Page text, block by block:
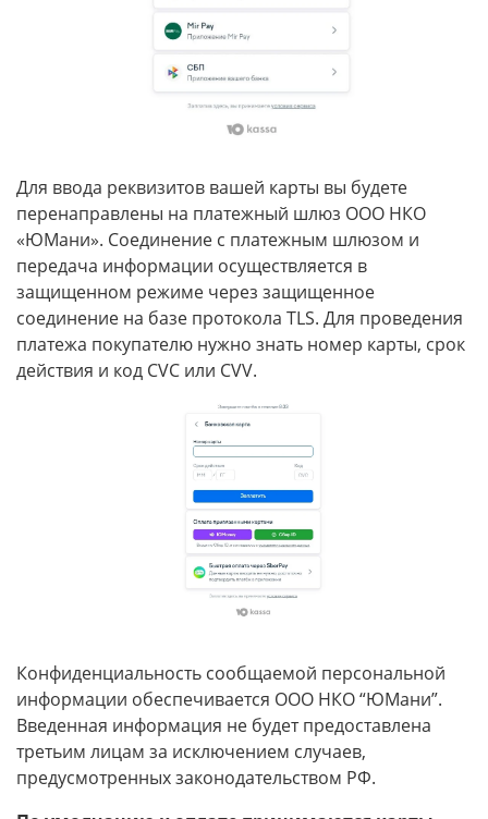
Для ввода реквизитов вашей карты вы будете
перенаправлены на платежный шлюз ООО НКО
«ЮМани». Соединение с платежным шлюзом и
передача информации осуществляется в
защищенном режиме через защищенное
соединение на базе протокола TLS. Для проведения
платежа покупателю нужно знать номер карты, срок
действия и код CVC или CVV.
Конфиденциальность сообщаемой персональной
информации обеспечивается ООО НКО “ЮМани”.
Введенная информация не будет предоставлена
третьим лицам за исключением случаев,
предусмотренных законодательством РФ.